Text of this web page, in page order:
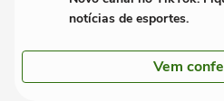
notícias de esportes.
Vem